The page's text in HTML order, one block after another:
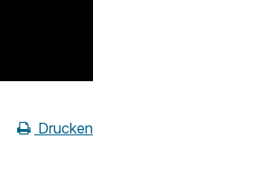
Drucken